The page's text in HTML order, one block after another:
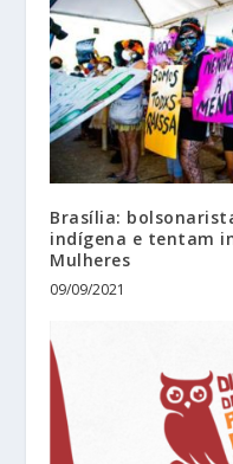
Brasília:
indígena e tentam
Mulheres
09/09/2021